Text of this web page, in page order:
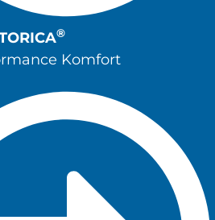
®
Komfort